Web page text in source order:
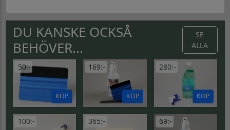
DU KANSKE OCKSÅ
BEHÖVER...
SE
ALLA
50:-
KÖP
169:-
KÖP
280:-
KÖP
100:- 365:- 69:-